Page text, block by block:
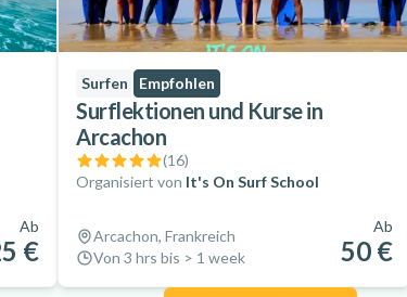
Ab
€
Surfen Empfohlen
Surflektionen und Kurse in
Arcachon
(16)
Organisiert von It's On Surf School
Arcachon, Frankreich
Von 3 hrs bis > 1 week
Ab
50 €